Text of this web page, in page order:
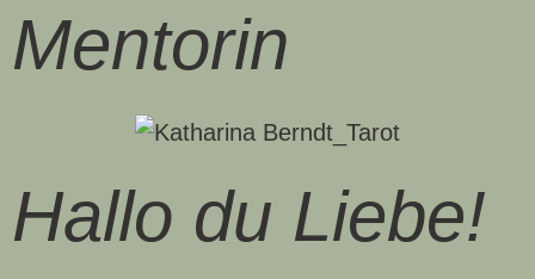
Mentorin
Hallo du Liebe!